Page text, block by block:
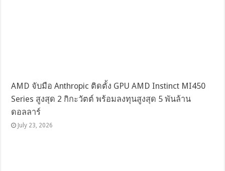
AMD จับมือ Anthropic ติดตั้ง GPU AMD Instinct MI450
Series สูงสุด 2 กิกะวัตต์ พร้อมลงทุนสูงสุด 5 พันล้าน
ดอลลาร์
July 23, 2026